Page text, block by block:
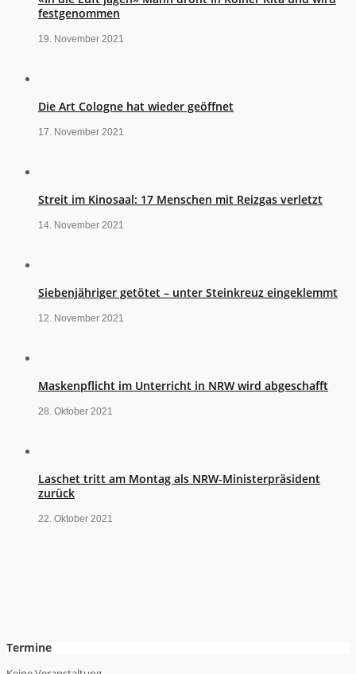
festgenommen
19. November 2021
Die Art Cologne hat wieder geöffnet
17. November 2021
Streit im Kinosaal: 17 Menschen mit Reizgas verletzt
14. November 2021
Siebenjähriger getötet – unter Steinkreuz eingeklemmt
12. November 2021
Maskenpflicht im Unterricht in NRW wird abgeschafft
28. Oktober 2021
Laschet tritt am Montag als NRW-Ministerpräsident
zurück
22. Oktober 2021
Termine